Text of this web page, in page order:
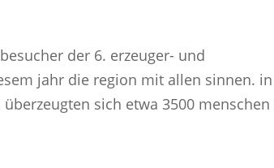
der 6. erzeuger- und
jahr die region mit allen sinnen.
sich etwa 3500 menschen